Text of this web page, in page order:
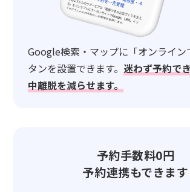
Google検索・マップに「オンライン
タンを設置できます。迷わず予約で
中離脱を減らせます。
予約手数料0円
予約連携もできます